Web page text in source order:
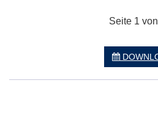
Seite 1